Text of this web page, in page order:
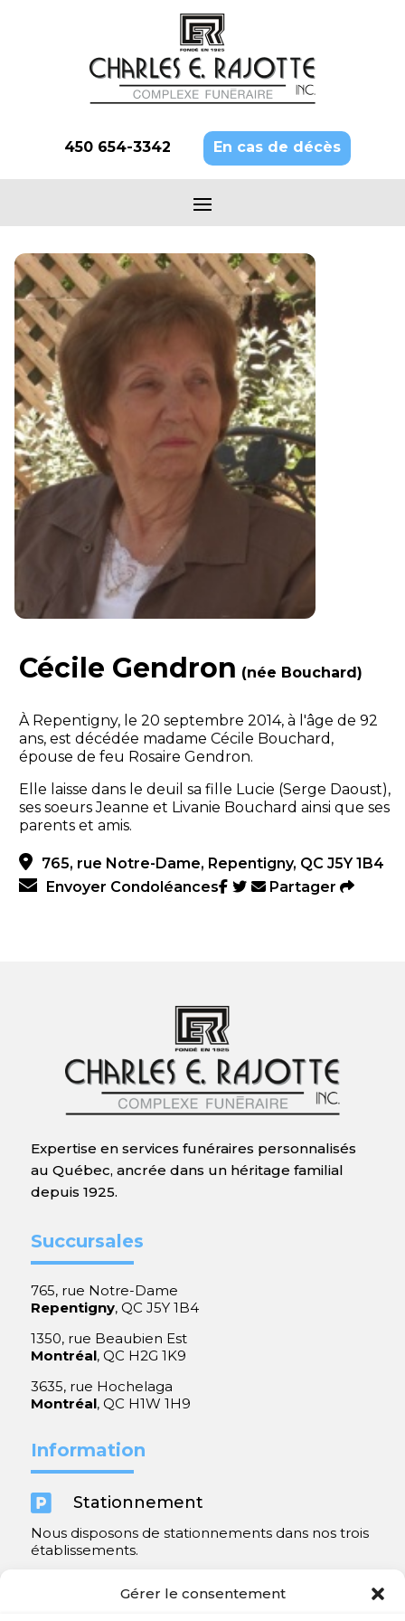
Gérer le consentement
450 654-3342 En cas de décès
Cécile Gendron (née Bouchard)
À Repentigny, le 20 septembre 2014, à l'âge de 92
ans, est décédée madame Cécile Bouchard,
épouse de feu Rosaire Gendron.
Elle laisse dans le deuil sa fille Lucie (Serge Daoust),
ses soeurs Jeanne et Livanie Bouchard ainsi que ses
parents et amis.
765, rue Notre-Dame, Repentigny, QC J5Y 1B4
Envoyer Condoléances
Partager
Expertise en services funéraires personnalisés
au Québec, ancrée dans un héritage familial
depuis 1925.
Succursales
765, rue Notre-Dame
Repentigny, QC J5Y 1B4
1350, rue Beaubien Est
Montréal, QC H2G 1K9
3635, rue Hochelaga
Montréal, QC H1W 1H9
Information
 Stationnement
Nous disposons de stationnements dans nos trois
établissements.